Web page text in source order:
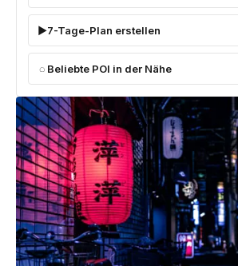
7-Tage-Plan erstellen
Beliebte POI in der Nähe